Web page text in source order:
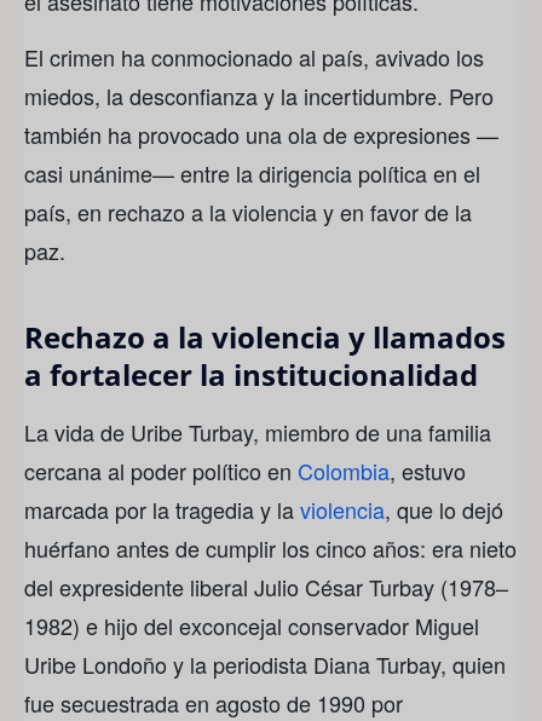
El crimen ha conmocionado al país, avivado los
miedos, la desconfianza y la incertidumbre. Pero
también ha provocado una ola de expresiones —
casi unánime— entre la dirigencia política en el
país, en rechazo a la violencia y en favor de la
paz.
Rechazo a la violencia y llamados
a fortalecer la institucionalidad
La vida de Uribe Turbay, miembro de una familia
cercana al poder político en Colombia, estuvo
marcada por la tragedia y laviolencia, que lo dejó
huérfano antes de cumplir los cinco años: era nieto
del expresidente liberal Julio César Turbay (1978–
1982) e hijo del exconcejal conservador Miguel
Uribe Londoño y la periodista Diana Turbay, quien
fue secuestrada en agosto de 1990 por